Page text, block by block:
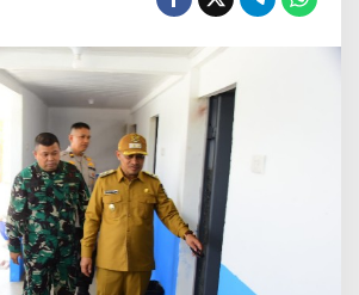
Pasar
Tradisional
dan
Pelabuhan
Roro